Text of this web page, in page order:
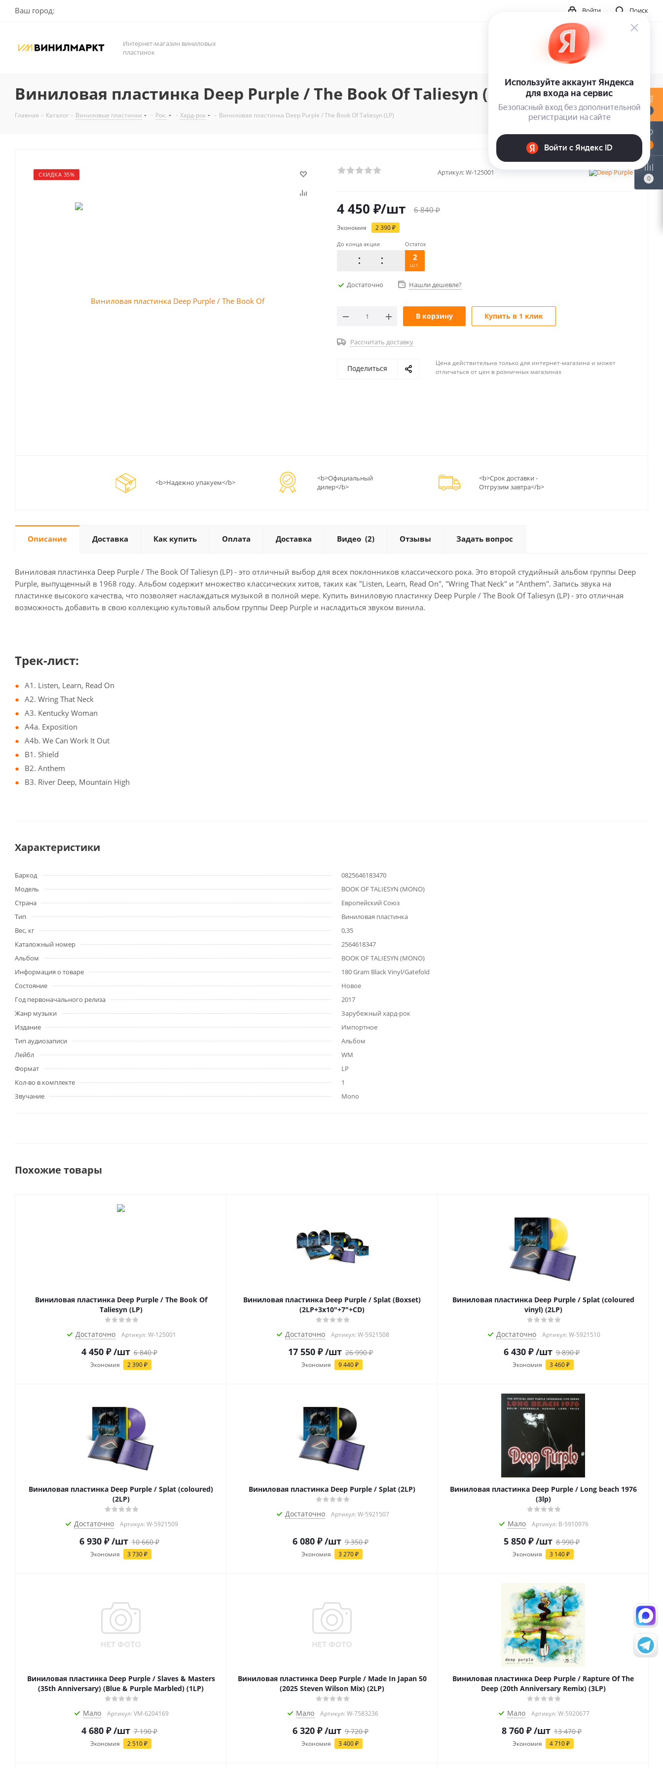
Ваш город: Поиск
Войти
Интернет-магазин виниловых
пластинок
Виниловая пластинка Deep Purple / The Book Of Taliesyn (LP)
Главная - Каталог - Виниловые пластинки - Рок. - Хард-рок - Виниловая пластинка Deep Purple / The Book Of Taliesyn (LP)
СКИДКА 35% Артикул:W-125001
4 450 ₽/шт 6 840₽
Экономия 2 390₽
До конца акции Остаток
2
шт.
Достаточно Нашли дешевле?
В корзину Купить в 1 клик
Рассчитать доставку
Поделиться
Цена действительна только для интернет-магазина и может
отличаться от цен в розничных магазинах
<b>Надежно упакуем</b>
<b>Официальный
дилер</b>
<b>Срок доставки -
Отгрузим завтра</b>
Описание Доставка Как купить Оплата Доставка Видео (2) Отзывы Задать вопрос
Виниловая пластинка Deep Purple / The Book Of Taliesyn (LP) - это отличный выбор для всех поклонников классического рока. Это второй студийный альбом группы Deep
Purple, выпущенный в 1968 году. Альбом содержит множество классических хитов, таких как "Listen, Learn, Read On", "Wring That Neck" и "Anthem". Запись звука на
пластинке высокого качества, что позволяет наслаждаться музыкой в полной мере. Купить виниловую пластинку Deep Purple / The Book Of Taliesyn (LP) - это отличная
возможность добавить в свою коллекцию культовый альбом группы Deep Purple и насладиться звуком винила.
Трек-лист:
A1. Listen, Learn, Read On
A2. Wring That Neck
A3. Kentucky Woman
A4a. Exposition
A4b. We Can Work It Out
B1. Shield
B2. Anthem
B3. River Deep, Mountain High
Характеристики
Баркод
0825646183470
Модель
BOOK OF TALIESYN (MONO)
Страна
Европейский Союз
Тип
Виниловая пластинка
Вес, кг
0,35
Каталожный номер
2564618347
Альбом
BOOK OF TALIESYN (MONO)
Информация о товаре
180 Gram Black Vinyl/Gatefold
Состояние
Новое
Год первоначального релиза
2017
Жанр музыки
Зарубежный хард-рок
Издание
Импортное
Тип аудиозаписи
Альбом
Лейбл
WM
Формат
LP
Кол-во в комплекте
1
Звучание
Mono
Похожие товары
Виниловая пластинка Deep Purple / The Book Of
Taliesyn (LP)
Достаточно Артикул: W-125001
4 450₽ /шт 6 840₽
Экономия 2 390₽
Виниловая пластинка Deep Purple / Splat (Boxset)
(2LP+3x10"+7"+CD)
Достаточно Артикул: W-5921508
17 550₽ /шт 26 990₽
Экономия 9 440₽
Виниловая пластинка Deep Purple / Splat (coloured
vinyl) (2LP)
Достаточно Артикул: W-5921510
6 430₽ /шт 9 890₽
Экономия 3 460₽
Виниловая пластинка Deep Purple / Splat (coloured)
(2LP)
Достаточно Артикул: W-5921509
6 930₽ /шт 10 660₽
Экономия 3 730₽
Виниловая пластинка Deep Purple / Splat (2LP)
Достаточно Артикул: W-5921507
6 080₽ /шт 9 350₽
Экономия 3 270₽
Виниловая пластинка Deep Purple / Long beach 1976
(3lp)
Мало Артикул: B-5910976
5 850₽ /шт 8 990₽
Экономия 3 140₽
Виниловая пластинка Deep Purple / Slaves & Masters
(35th Anniversary) (Blue & Purple Marbled) (1LP)
Мало Артикул: VM-6204169
4 680₽ /шт 7 190₽
Экономия 2 510₽
Виниловая пластинка Deep Purple / Made In Japan 50
(2025 Steven Wilson Mix) (2LP)
Мало Артикул: W-7583236
6 320₽ /шт 9 720₽
Экономия 3 400₽
Виниловая пластинка Deep Purple / Rapture Of The
Deep (20th Anniversary Remix) (3LP)
Мало Артикул: W-5920677
8 760₽ /шт 13 470₽
Экономия 4 710₽
0
0
0